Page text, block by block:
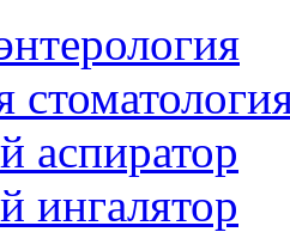
аспиратор
ингалятор